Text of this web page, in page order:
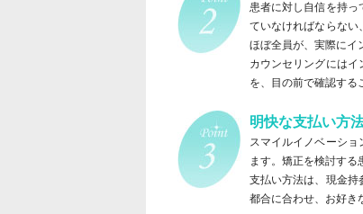
患者に対し自信を持っ
ていなければならない
ほぼ全員が、実際にイ
カウンセリングには
を、目の前で確認する
明快な支払い方
スマイルイノベーシ
ます。矯正を検討する
支払い方法は、現金持
都合に合わせ、お好き